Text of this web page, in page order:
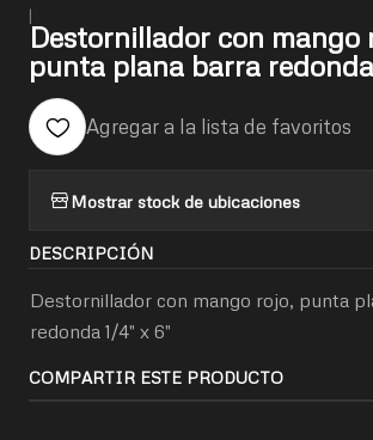
|
Destornillador con mango
punta plana barra
Agregar a la lista de favoritos
Mostrar stock de ubicaciones
DESCRIPCIÓN
Destornillador con mango rojo, punta
redonda 1/4" x 6"
COMPARTIR ESTE PRODUCTO